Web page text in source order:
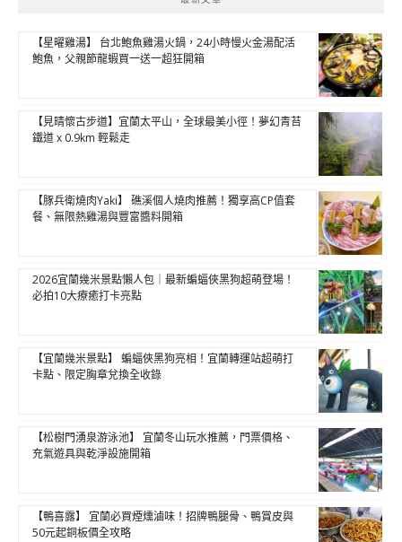
【星曜雞湯】 台北鮑魚雞湯火鍋，24小時慢火金湯配活
鮑魚，父親節龍蝦買一送一超狂開箱
【見晴懷古步道】宜蘭太平山，全球最美小徑！夢幻青苔
鐵道 x 0.9km 輕鬆走
【豚兵衛燒肉Yaki】 礁溪個人燒肉推薦！獨享高CP值套
餐、無限熱雞湯與豐富醬料開箱
2026宜蘭幾米景點懶人包｜最新蝙蝠俠黑狗超萌登場！
必拍10大療癒打卡亮點
【宜蘭幾米景點】 蝙蝠俠黑狗亮相！宜蘭轉運站超萌打
卡點、限定胸章兌換全收錄
【松樹門湧泉游泳池】 宜蘭冬山玩水推薦，門票價格、
充氣遊具與乾淨設施開箱
【鴨喜露】 宜蘭必買煙燻滷味！招牌鴨腿骨、鴨賞皮與
50元起銅板價全攻略